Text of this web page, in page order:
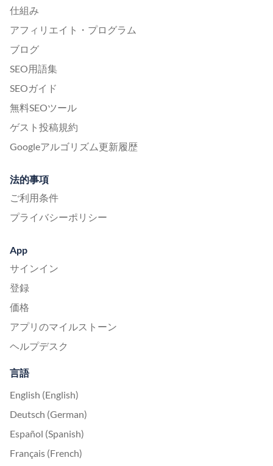
仕組み
アフィリエイト・プログラム
ブログ
SEO用語集
SEOガイド
無料SEOツール
ゲスト投稿規約
Googleアルゴリズム更新履歴
法的事項
ご利用条件
プライバシーポリシー
App
サインイン
登録
価格
アプリのマイルストーン
ヘルプデスク
言語
English (English)
Deutsch (German)
Español (Spanish)
Français (French)